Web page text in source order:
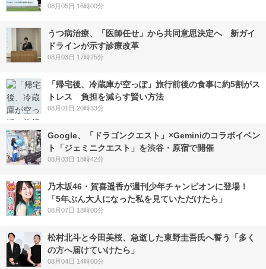
08月05日 16時00分
うつ病治療、「医師任せ」から共同意思決定へ 新ガイ
ドラインが示す診療改革
08月03日 17時25分
「帰宅後、冷蔵庫が空っぽ」旅行前後の食事に約5割がス
トレス 負担を減らす賢い方法
08月01日 20時33分
Google、「ドラゴンクエスト」×Geminiのコラボイベン
ト「ジェミニクエスト」を渋谷・原宿で開催
08月03日 18時42分
乃木坂46・賀喜遥香が週刊少年チャンピオンに登場！
「5年ぶん大人になった私を見ていただけたら」
08月07日 18時00分
松村北斗と今田美桜、急逝した東野圭吾氏へ誓う「多く
の方へ届けていけたら」
08月04日 14時00分